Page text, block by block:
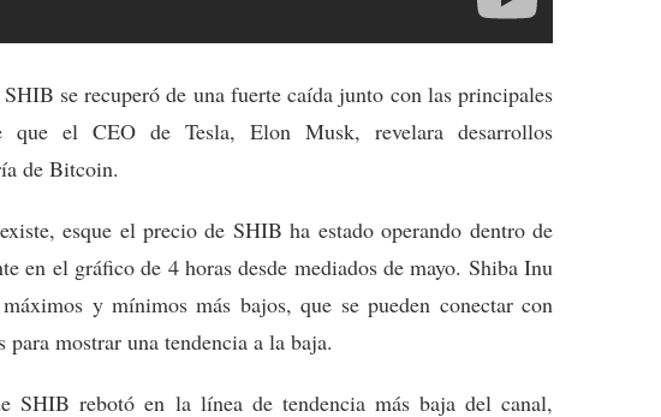
se recuperó de una fuerte caída junto con las principales
que el CEO de Tesla, Elon Musk, revelara desarrollos
de Bitcoin.
esque el precio de SHIB ha estado operando dentro de
en el gráfico de 4 horas desde mediados de mayo. Shiba Inu
y mínimos más bajos, que se pueden conectar con
para mostrar una tendencia a la baja.
SHIB rebotó en la línea de tendencia más baja del canal,